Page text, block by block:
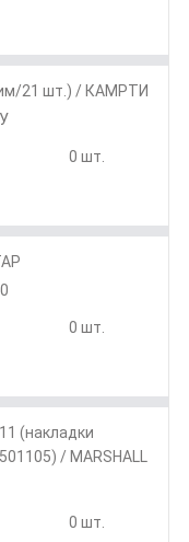
21 шт.) / КАМРТИ
0 шт.
0 шт.
(накладки
/ MARSHALL
0 шт.